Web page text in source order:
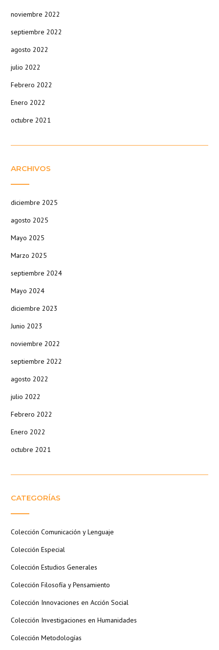
noviembre 2022
septiembre 2022
agosto 2022
julio 2022
Febrero 2022
Enero 2022
octubre 2021
ARCHIVOS
diciembre 2025
agosto 2025
Mayo 2025
Marzo 2025
septiembre 2024
Mayo 2024
diciembre 2023
Junio 2023
noviembre 2022
septiembre 2022
agosto 2022
julio 2022
Febrero 2022
Enero 2022
octubre 2021
CATEGORÍAS
Colección Comunicación y Lenguaje
Colección Especial
Colección Estudios Generales
Colección Filosofía y Pensamiento
Colección Innovaciones en Acción Social
Colección Investigaciones en Humanidades
Colección Metodologías